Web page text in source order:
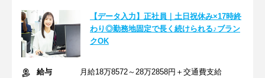
【データ入力】正社員｜土日祝休み×17時終
わり◎勤務地固定で長く続けられる♪ブラン
クOK
給与
月給18万8572～28万2858円＋交通費支給